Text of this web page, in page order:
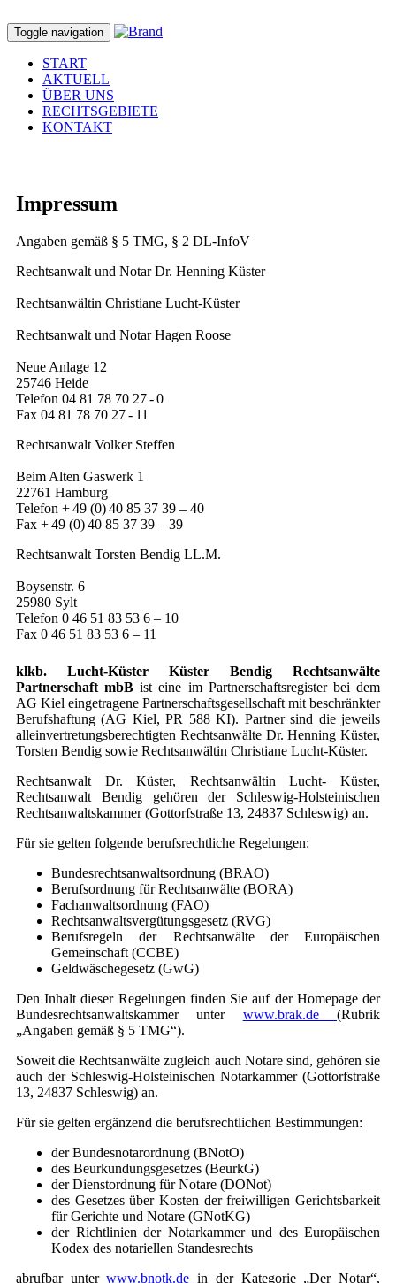
Toggle navigation
START
AKTUELL
ÜBER UNS
RECHTSGEBIETE
KONTAKT
Impressum
Angaben gemäß § 5 TMG, § 2 DL-InfoV
Rechtsanwalt und Notar Dr. Henning Küster
Rechtsanwältin Christiane Lucht-Küster
Rechtsanwalt und Notar Hagen Roose
Neue Anlage 12
25746 Heide
Telefon 04 81 78 70 27 - 0
Fax 04 81 78 70 27 - 11
Rechtsanwalt Volker Steffen
Beim Alten Gaswerk 1
22761 Hamburg
Telefon + 49 (0) 40 85 37 39 – 40
Fax + 49 (0) 40 85 37 39 – 39
Rechtsanwalt Torsten Bendig LL.M.
Boysenstr. 6
25980 Sylt
Telefon 0 46 51 83 53 6 – 10
Fax 0 46 51 83 53 6 – 11
klkb. Lucht-Küster Küster Bendig Rechtsanwälte
Partnerschaft mbBist eine im Partnerschaftsregister bei dem
AG Kiel eingetragene Partnerschaftsgesellschaft mit beschränkter
Berufshaftung (AG Kiel, PR 588 KI). Partner sind die jeweils
alleinvertretungsberechtigten Rechtsanwälte Dr. Henning Küster,
Torsten Bendig sowie Rechtsanwältin Christiane Lucht-Küster.
Rechtsanwalt Dr. Küster, Rechtsanwältin Lucht- Küster,
Rechtsanwalt Bendig gehören der Schleswig-Holsteinischen
Rechtsanwaltskammer (Gottorfstraße 13, 24837 Schleswig) an.
Für sie gelten folgende berufsrechtliche Regelungen:
Bundesrechtsanwaltsordnung (BRAO)
Berufsordnung für Rechtsanwälte (BORA)
Fachanwaltsordnung (FAO)
Rechtsanwaltsvergütungsgesetz (RVG)
Berufsregeln der Rechtsanwälte der Europäischen
Gemeinschaft (CCBE)
Geldwäschegesetz (GwG)
Den Inhalt dieser Regelungen finden Sie auf der Homepage der
Bundesrechtsanwaltskammer unter www.brak.de(Rubrik
„Angaben gemäß § 5 TMG“).
Soweit die Rechtsanwälte zugleich auch Notare sind, gehören sie
auch der Schleswig-Holsteinischen Notarkammer (Gottorfstraße
13, 24837 Schleswig) an.
Für sie gelten ergänzend die berufsrechtlichen Bestimmungen:
der Bundesnotarordnung (BNotO)
des Beurkundungsgesetzes (BeurkG)
der Dienstordnung für Notare (DONot)
des Gesetzes über Kosten der freiwilligen Gerichtsbarkeit
für Gerichte und Notare (GNotKG)
der Richtlinien der Notarkammer und des Europäischen
Kodex des notariellen Standesrechts
abrufbar unterwww.bnotk.dein der Kategorie „Der Notar“,